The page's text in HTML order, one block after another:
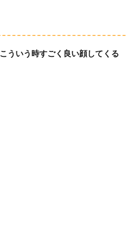
こういう時すごく良い顔してくる